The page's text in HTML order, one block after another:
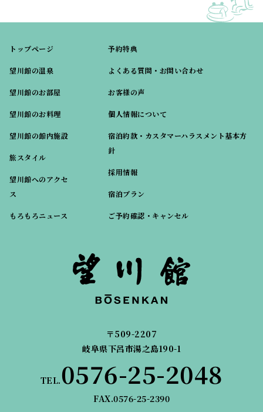
トップページ
望川館の温泉
望川館のお部屋
望川館のお料理
望川館の館内施設
旅スタイル
望川館へのアクセ
ス
もろもろニュース
予約特典
よくある質問・お問い合わせ
お客様の声
個人情報について
宿泊約款・カスタマーハラスメント基本方
針
採用情報
宿泊プラン
ご予約確認・キャンセル
〒509-2207
岐阜県下呂市湯之島190-1
TEL.0576-25-2048
FAX.0576-25-2390